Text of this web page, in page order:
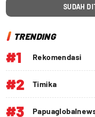
SUDAH
TRENDING
#1 Rekomendasi
#2 Timika
#3